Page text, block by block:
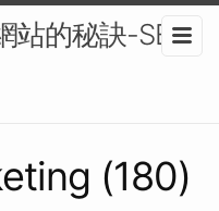
站的秘訣-SEO
(180)